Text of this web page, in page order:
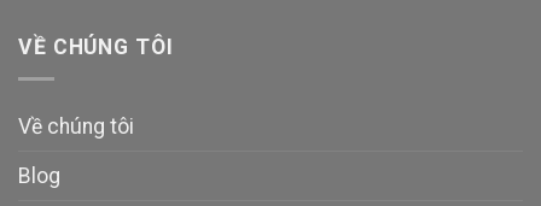
VỀ CHÚNG TÔI
Về chúng tôi
Blog